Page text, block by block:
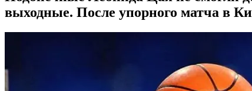
выходные. После упорного матча в